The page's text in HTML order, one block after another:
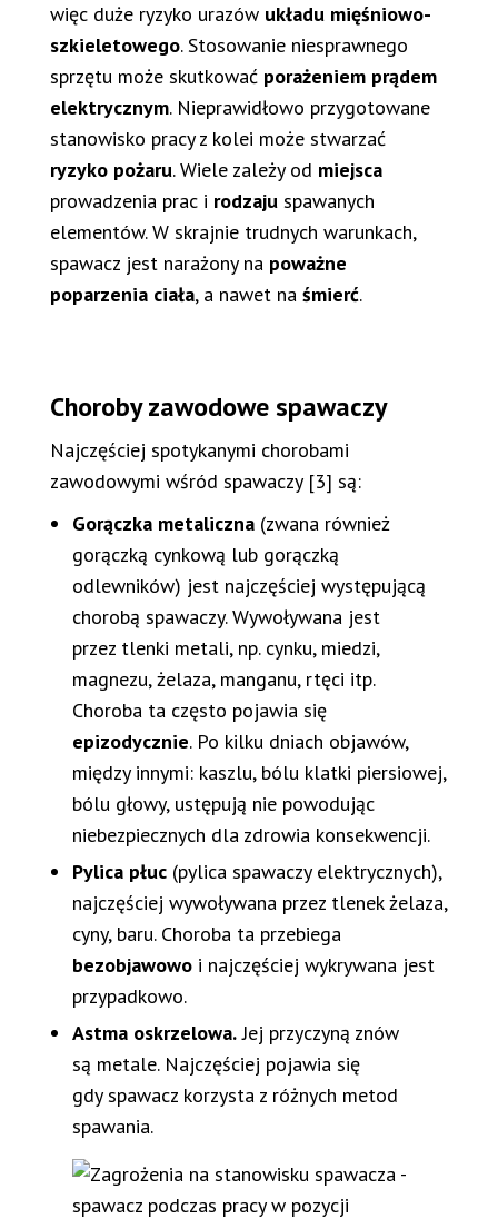
więc duże ryzyko urazów układu mięśniowo-
szkieletowego. Stosowanie niesprawnego
sprzętu może skutkować porażeniem prądem
elektrycznym. Nieprawidłowo przygotowane
stanowisko pracy z kolei może stwarzać
ryzyko pożaru. Wiele zależy od miejsca
prowadzenia prac i rodzaju spawanych
elementów. W skrajnie trudnych warunkach,
spawacz jest narażony na poważne
poparzenia ciała, a nawet na śmierć.
Choroby zawodowe spawaczy
Najczęściej spotykanymi chorobami
zawodowymi wśród spawaczy [3] są:
Gorączka metaliczna (zwana również
gorączką cynkową lub gorączką
odlewników) jest najczęściej występującą
chorobą spawaczy. Wywoływana jest
przez tlenki metali, np. cynku, miedzi,
magnezu, żelaza, manganu, rtęci itp.
Choroba ta często pojawia się
epizodycznie. Po kilku dniach objawów,
między innymi: kaszlu, bólu klatki piersiowej,
bólu głowy, ustępują nie powodując
niebezpiecznych dla zdrowia konsekwencji.
Pylica płuc (pylica spawaczy elektrycznych),
najczęściej wywoływana przez tlenek żelaza,
cyny, baru. Choroba ta przebiega
bezobjawowo i najczęściej wykrywana jest
przypadkowo.
Astma oskrzelowa.Jej przyczyną znów
są metale. Najczęściej pojawia się
gdy spawacz korzysta z różnych metod
spawania.